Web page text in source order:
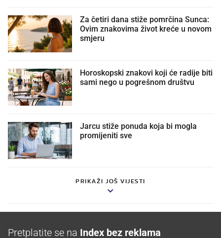
Za četiri dana stiže pomrčina Sunca:
Ovim znakovima život kreće u novom
smjeru
Horoskopski znakovi koji će radije biti
sami nego u pogrešnom društvu
Jarcu stiže ponuda koja bi mogla
promijeniti sve
PRIKAŽI JOŠ VIJESTI
Pretplatite se na Index bez reklama